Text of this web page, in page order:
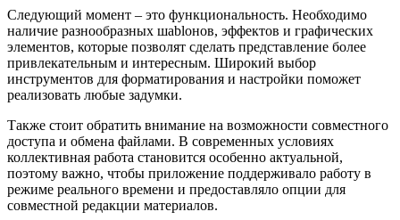
Следующий момент – это функциональность. Необходимо
наличие разнообразных шablонов, эффектов и графических
элементов, которые позволят сделать представление более
привлекательным и интересным. Широкий выбор
инструментов для форматирования и настройки поможет
реализовать любые задумки.
Также стоит обратить внимание на возможности совместного
доступа и обмена файлами. В современных условиях
коллективная работа становится особенно актуальной,
поэтому важно, чтобы приложение поддерживало работу в
режиме реального времени и предоставляло опции для
совместной редакции материалов.